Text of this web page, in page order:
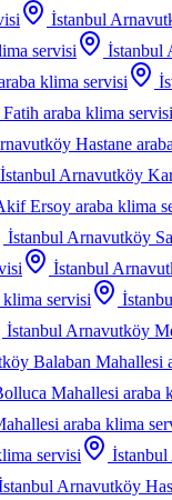
İstanbul
servisi İstanbul
klima servisi
araba klima servisi
Hastane
İstanbul Arnavutköy
Ersoy araba klima
İstanbul Arnavutköy
İstanbul
klima servisi
İstanbul Arnavutköy
Balaban Mahallesi
Mahallesi araba
araba klima
servisi
İstanbul
Arnavutköy